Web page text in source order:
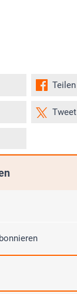
Teilen
Tweet